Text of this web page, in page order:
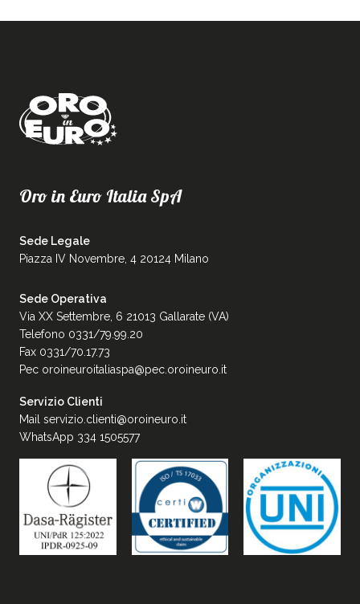
Oro in Euro Italia SpA
Sede Legale
Piazza IV Novembre, 4 20124 Milano
Sede Operativa
Via XX Settembre, 6 21013 Gallarate (VA)
Telefono 0331/79.99.20
Fax 0331/70.17.73
Pec oroineuroitaliaspa@pec.oroineuro.it
Servizio Clienti
Mail servizio.clienti@oroineuro.it
WhatsApp 334 1505577